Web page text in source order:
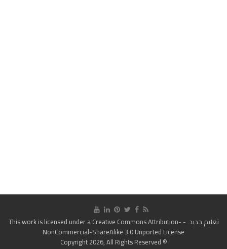
تعليم جديد - This work is licensed under a
Creative Commons Attribution-
NonCommercial-ShareAlike 3.0 Unported License
© Copyright 2026, All Rights Reserved